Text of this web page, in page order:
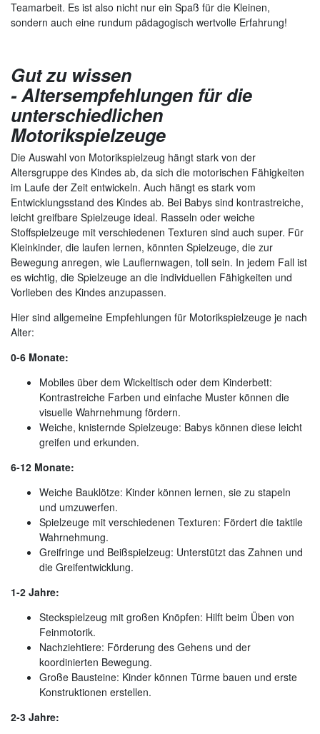
Teamarbeit. Es ist also nicht nur ein Spaß für die Kleinen,
sondern auch eine rundum pädagogisch wertvolle Erfahrung!
Gut zu wissen
- Altersempfehlungen für die
unterschiedlichen
Motorikspielzeuge
Die Auswahl von Motorikspielzeug hängt stark von der
Altersgruppe des Kindes ab, da sich die motorischen Fähigkeiten
im Laufe der Zeit entwickeln. Auch hängt es stark vom
Entwicklungsstand des Kindes ab. Bei Babys sind kontrastreiche,
leicht greifbare Spielzeuge ideal. Rasseln oder weiche
Stoffspielzeuge mit verschiedenen Texturen sind auch super. Für
Kleinkinder, die laufen lernen, könnten Spielzeuge, die zur
Bewegung anregen, wie Lauflernwagen, toll sein. In jedem Fall ist
es wichtig, die Spielzeuge an die individuellen Fähigkeiten und
Vorlieben des Kindes anzupassen.
Hier sind allgemeine Empfehlungen für Motorikspielzeuge je nach
Alter:
0-6 Monate:
Mobiles über dem Wickeltisch oder dem Kinderbett:
Kontrastreiche Farben und einfache Muster können die
visuelle Wahrnehmung fördern.
Weiche, knisternde Spielzeuge: Babys können diese leicht
greifen und erkunden.
6-12 Monate:
Weiche Bauklötze: Kinder können lernen, sie zu stapeln
und umzuwerfen.
Spielzeuge mit verschiedenen Texturen: Fördert die taktile
Wahrnehmung.
Greifringe und Beißspielzeug: Unterstützt das Zahnen und
die Greifentwicklung.
1-2 Jahre:
Steckspielzeug mit großen Knöpfen: Hilft beim Üben von
Feinmotorik.
Nachziehtiere: Förderung des Gehens und der
koordinierten Bewegung.
Große Bausteine: Kinder können Türme bauen und erste
Konstruktionen erstellen.
2-3 Jahre: